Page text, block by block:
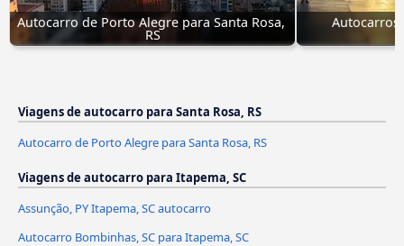
Autocarro de Porto Alegre para Santa Rosa,
RS
Autocarros
Viagens de autocarro para Santa Rosa, RS
Autocarro de Porto Alegre para Santa Rosa, RS
Viagens de autocarro para Itapema, SC
Assunção, PY Itapema, SC autocarro
Autocarro Bombinhas, SC para Itapema, SC